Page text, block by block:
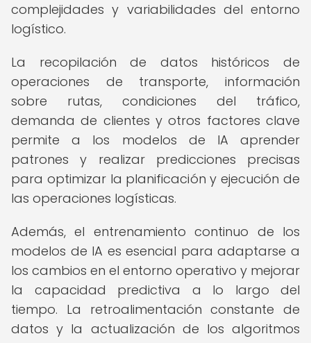
complejidades y variabilidades del entorno
logístico.
La recopilación de datos históricos de
operaciones de transporte, información
sobre rutas, condiciones del tráfico,
demanda de clientes y otros factores clave
permite a los modelos de IA aprender
patrones y realizar predicciones precisas
para optimizar la planificación y ejecución de
las operaciones logísticas.
Además, el entrenamiento continuo de los
modelos de IA es esencial para adaptarse a
los cambios en el entorno operativo y mejorar
la capacidad predictiva a lo largo del
tiempo. La retroalimentación constante de
datos y la actualización de los algoritmos